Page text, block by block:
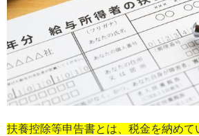
扶養控除等申告書とは、税金を納めて